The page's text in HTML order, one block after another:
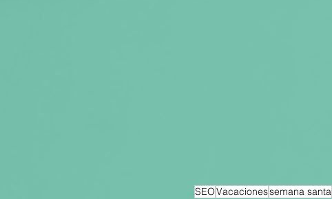
SEOVacacionessemana santa